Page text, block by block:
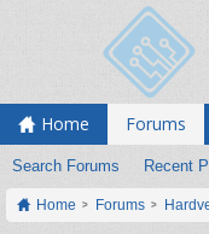
Home Forums
Search Forums Recent
Home Forums